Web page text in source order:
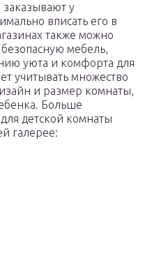
у
вписать его в
также можно
мебель,
уюта и комфорта для
учитывать множество
и размер комнаты,
Больше
детской комнаты
галерее: